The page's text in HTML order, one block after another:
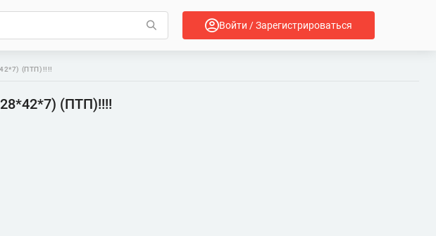
Войти / Зарегистрироваться
(ПТП)!!!!
(ПТП)!!!!